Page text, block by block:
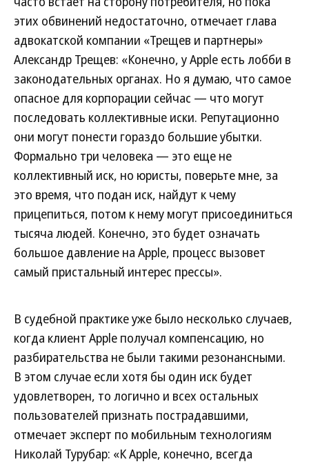
этих обвинений недостаточно, отмечает глава
адвокатской компании «Трещев и партнеры»
Александр Трещев: «Конечно, у Apple есть лобби в
законодательных органах. Но я думаю, что самое
опасное для корпорации сейчас — что могут
последовать коллективные иски. Репутационно
они могут понести гораздо большие убытки.
Формально три человека — это еще не
коллективный иск, но юристы, поверьте мне, за
это время, что подан иск, найдут к чему
прицепиться, потом к нему могут присоединиться
тысяча людей. Конечно, это будет означать
большое давление на Apple, процесс вызовет
самый пристальный интерес прессы».
В судебной практике уже было несколько случаев,
когда клиент Apple получал компенсацию, но
разбирательства не были такими резонансными.
В этом случае если хотя бы один иск будет
удовлетворен, то логично и всех остальных
пользователей признать пострадавшими,
отмечает эксперт по мобильным технологиям
Николай Турубар: «К Apple, конечно, всегда